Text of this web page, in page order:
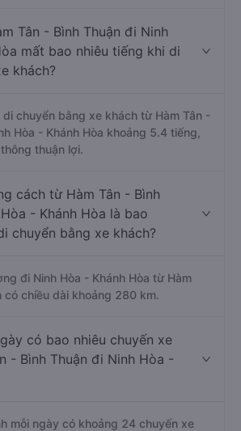
Tân - Bình Thuận đi Ninh
mất bao nhiêu tiếng khi di
khách?
chuyển bằng xe khách từ Hàm Tân -
Hòa - Khánh Hòa khoảng 5.4 tiếng,
thuận lợi.
cách từ Hàm Tân - Bình
- Khánh Hòa là bao
chuyển bằng xe khách?
đi Ninh Hòa - Khánh Hòa từ Hàm
có chiều dài khoảng 280 km.
có bao nhiêu chuyến xe
- Bình Thuận đi Ninh Hòa -
mỗi ngày có khoảng 24 chuyến xe